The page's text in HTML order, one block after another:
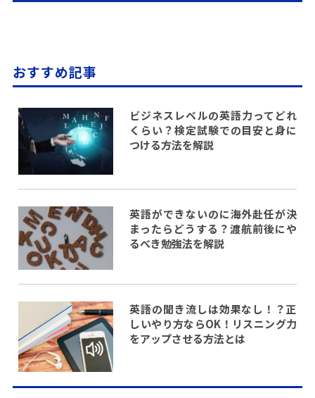
おすすめ記事
ビジネスレベルの英語力ってどれ
くらい？検定試験での目安と身に
つける方法を解説
英語ができないのに海外赴任が決
まったらどうする？渡航前後にや
るべき勉強法を解説
英語の聞き流しは効果なし！？正
しいやり方ならOK！リスニング力
をアップさせる方法とは